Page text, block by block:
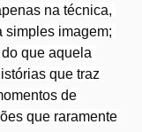
na técnica,
simples imagem;
que aquela
que traz
de
que raramente